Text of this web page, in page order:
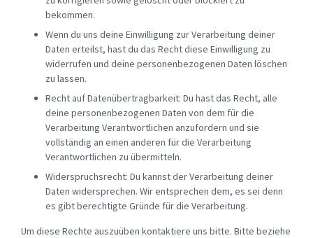
bekommen.
Wenn du uns deine Einwilligung zur Verarbeitung deiner
Daten erteilst, hast du das Recht diese Einwilligung zu
widerrufen und deine personenbezogenen Daten löschen
zu lassen.
Recht auf Datenübertragbarkeit: Du hast das Recht, alle
deine personenbezogenen Daten von dem für die
Verarbeitung Verantwortlichen anzufordern und sie
vollständig an einen anderen für die Verarbeitung
Verantwortlichen zu übermitteln.
Widerspruchsrecht: Du kannst der Verarbeitung deiner
Daten widersprechen. Wir entsprechen dem, es sei denn
es gibt berechtigte Gründe für die Verarbeitung.
Um diese Rechte auszuüben kontaktiere uns bitte. Bitte beziehe